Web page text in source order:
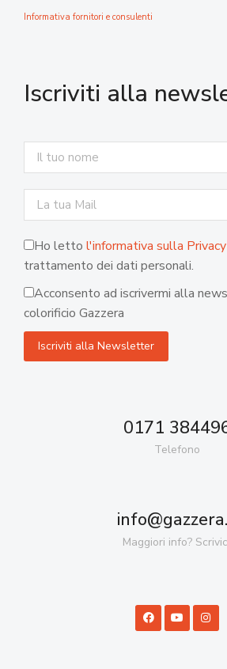
Informativa fornitori e consulenti
Iscriviti alla
Ho letto l'informativa sulla Privacy
trattamento dei dati personali.
Acconsento ad iscrivermi alla
colorificio Gazzera
0171
Telefono
Maggiori info?